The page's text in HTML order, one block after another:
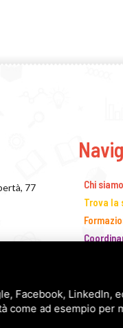
77
Chi siamo
Trova la
Facebook,
come ad esempio